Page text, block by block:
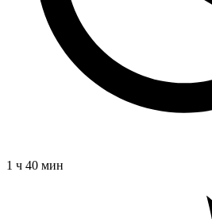
1 ч 40 мин